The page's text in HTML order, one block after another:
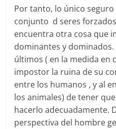
Por tanto, lo único
conjunto d seres
encuentra otra cosa que
dominantes y
últimos ( en la medida en
impostor la ruina de su
entre los humanos , y al
los animales) de tener
hacerlo adecuadamente.
perspectiva del hombre